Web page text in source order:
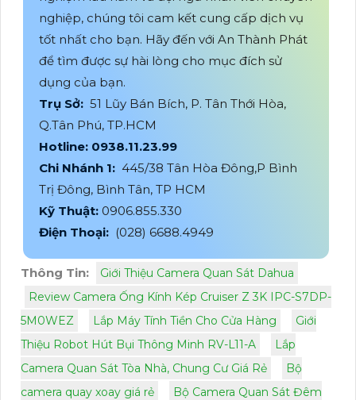
nghiệp, chúng tôi cam kết cung cấp dịch vụ
tốt nhất cho bạn. Hãy đến với An Thành Phát
để tìm được sự hài lòng cho mục đích sử
dụng của bạn.
Trụ Sở: 51 Lũy Bán Bích, P. Tân Thới Hòa,
Q.Tân Phú, TP.HCM
Hotline: 0938.11.23.99
Chi Nhánh 1: 445/38 Tân Hòa Đông,P Bình
Trị Đông, Bình Tân, TP HCM
Kỹ Thuật: 0906.855.330
Điện Thoại: (028) 6688.4949
Thông Tin:
Giới Thiệu Camera Quan Sát Dahua
Review Camera Ống Kính Kép Cruiser Z 3K IPC-S7DP-
5M0WEZ
Lắp Máy Tính Tiền Cho Cửa Hàng
Giới
Thiệu Robot Hút Bụi Thông Minh RV-L11-A
Lắp
Camera Quan Sát Tòa Nhà, Chung Cư Giá Rẻ
Bộ
camera quay xoay giá rẻ
Bộ Camera Quan Sát Đêm